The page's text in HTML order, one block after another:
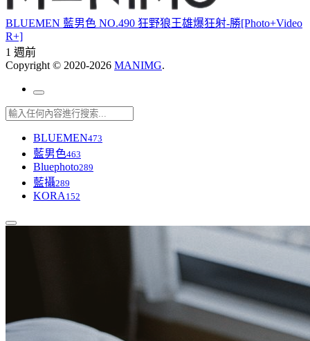
BLUEMEN 藍男色 NO.490 狂野狼王雄爆狂射-勝[Photo+Video
R+]
1 週前
Copyright © 2020-2026 MANIMG.
BLUEMEN473
藍男色463
Bluephoto289
藍攝289
KORA 152